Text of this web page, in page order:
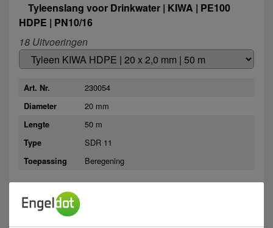
Tyleenslang voor Drinkwater | KIWA | PE100
HDPE | PN10/16
18 Uitvoeringen
Art. Nr. 230054
Diameter 20 mm
Lengte 50 m
Type SDR 11
Toepassing Beregening
Meer informatie >
Zuidwolde
Op voorraad